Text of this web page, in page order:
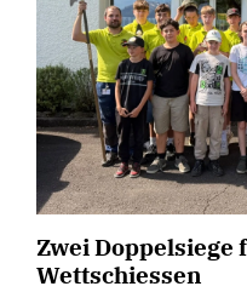
Zwei Doppelsiege
Wettschiessen